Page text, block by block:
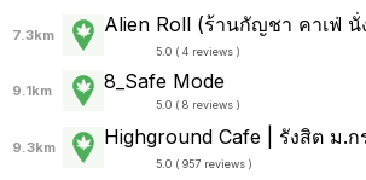
7.3km Alien Roll (ร้านกัญชา คาเฟ่ นั่
5.0 ( 4 reviews )
9.1km 8_Safe Mode
5.0 ( 8 reviews )
9.3km Highground Cafe | รังสิต ม.ก
5.0 ( 957 reviews )